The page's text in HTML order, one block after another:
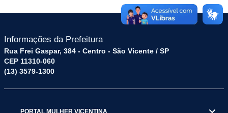
Informações da Prefeitura
Rua Frei Gaspar, 384 - Centro - São Vicente / SP
CEP 11310-060
(13) 3579-1300
PORTAL MULHER VICENTINA